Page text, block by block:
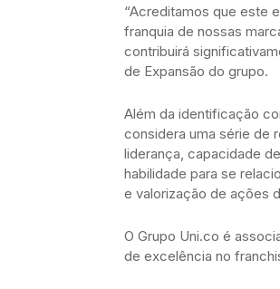
“Acreditamos que este
franquia de nossas
contribuirá
de Expansão do grupo.
Além da identificação
considera uma série de
liderança, capacidade
habilidade para se
e valorização de ações
O Grupo Uni.co é
de excelência no